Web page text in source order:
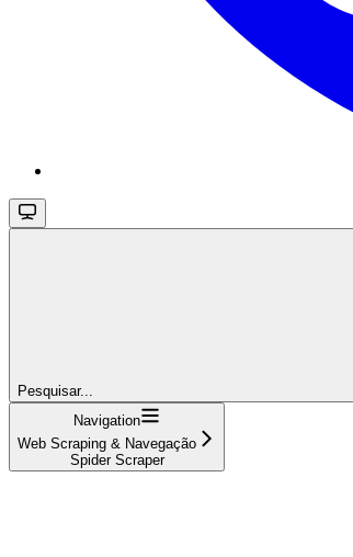
Pesquisar...
Navigation
Web Scraping & Navegação
Spider Scraper